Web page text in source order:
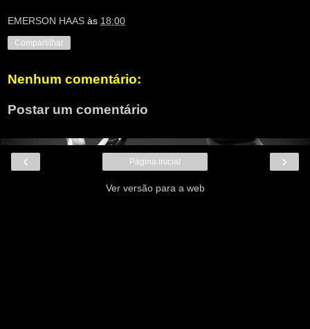
EMERSON HAAS às 18:00
Compartilhar
Nenhum comentário:
Postar um comentário
‹ ›
Página inicial
Ver versão para a web